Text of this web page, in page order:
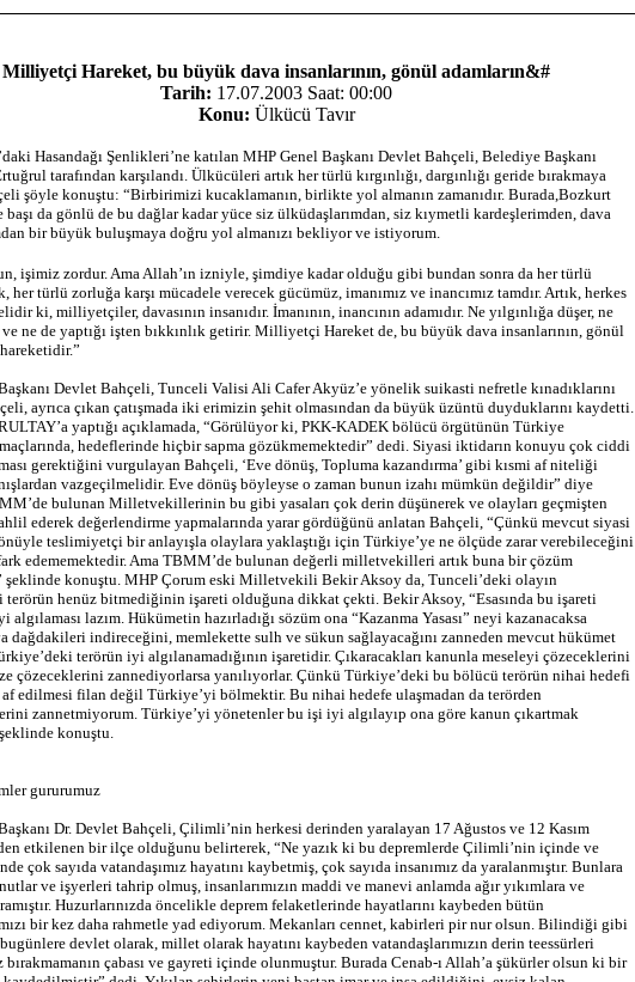
Milliyetçi Hareket, bu büyük dava insanlarının, gönül adamların&#
Tarih: 17.07.2003 Saat: 00:00
Konu: Ülkücü Tavır
Hasandağı Şenlikleri’ne katılan MHP Genel Başkanı Devlet Bahçeli, Belediye Başkanı
tarafından karşılandı. Ülkücüleri artık her türlü kırgınlığı, dargınlığı geride bırakmaya
şöyle konuştu: “Birbirimizi kucaklamanın, birlikte yol almanın zamanıdır. Burada,Bozkurt
başı da gönlü de bu dağlar kadar yüce siz ülküdaşlarımdan, siz kıymetli kardeşlerimden, dava
bir büyük buluşmaya doğru yol almanızı bekliyor ve istiyorum.
işimiz zordur. Ama Allah’ın izniyle, şimdiye kadar olduğu gibi bundan sonra da her türlü
her türlü zorluğa karşı mücadele verecek gücümüz, imanımız ve inancımız tamdır. Artık, herkes
ki, milliyetçiler, davasının insanıdır. İmanının, inancının adamıdır. Ne yılgınlığa düşer, ne
ve ne de yaptığı işten bıkkınlık getirir. Milliyetçi Hareket de, bu büyük dava insanlarının, gönül
Devlet Bahçeli, Tunceli Valisi Ali Cafer Akyüz’e yönelik suikasti nefretle kınadıklarını
ayrıca çıkan çatışmada iki erimizin şehit olmasından da büyük üzüntü duyduklarını kaydetti.
yaptığı açıklamada, “Görülüyor ki, PKK-KADEK bölücü örgütünün Türkiye
hedeflerinde hiçbir sapma gözükmemektedir” dedi. Siyasi iktidarın konuyu çok ciddi
gerektiğini vurgulayan Bahçeli, ‘Eve dönüş, Topluma kazandırma’ gibi kısmi af niteliği
vazgeçilmelidir. Eve dönüş böyleyse o zaman bunun izahı mümkün değildir” diye
bulunan Milletvekillerinin bu gibi yasaları çok derin düşünerek ve olayları geçmişten
ederek değerlendirme yapmalarında yarar gördüğünü anlatan Bahçeli, “Çünkü mevcut siyasi
teslimiyetçi bir anlayışla olaylara yaklaştığı için Türkiye’ye ne ölçüde zarar verebileceğini
edememektedir. Ama TBMM’de bulunan değerli milletvekilleri artık buna bir çözüm
şeklinde konuştu. MHP Çorum eski Milletvekili Bekir Aksoy da, Tunceli’deki olayın
terörün henüz bitmediğinin işareti olduğuna dikkat çekti. Bekir Aksoy, “Esasında bu işareti
lazım. Hükümetin hazırladığı sözüm ona “Kazanma Yasası” neyi kazanacaksa
dağdakileri indireceğini, memlekette sulh ve sükun sağlayacağını zanneden mevcut hükümet
terörün iyi algılanamadığının işaretidir. Çıkaracakları kanunla meseleyi çözeceklerini
çözeceklerini zannediyorlarsa yanılıyorlar. Çünkü Türkiye’deki bu bölücü terörün nihai hedefi
edilmesi filan değil Türkiye’yi bölmektir. Bu nihai hedefe ulaşmadan da terörden
zannetmiyorum. Türkiye’yi yönetenler bu işi iyi algılayıp ona göre kanun çıkartmak
konuştu.
gururumuz
Dr. Devlet Bahçeli, Çilimli’nin herkesi derinden yaralayan 17 Ağustos ve 12 Kasım
etkilenen bir ilçe olduğunu belirterek, “Ne yazık ki bu depremlerde Çilimli’nin içinde ve
çok sayıda vatandaşımız hayatını kaybetmiş, çok sayıda insanımız da yaralanmıştır. Bunlara
ve işyerleri tahrip olmuş, insanlarımızın maddi ve manevi anlamda ağır yıkımlara ve
Huzurlarınızda öncelikle deprem felaketlerinde hayatlarını kaybeden bütün
bir kez daha rahmetle yad ediyorum. Mekanları cennet, kabirleri pir nur olsun. Bilindiği gibi
devlet olarak, millet olarak hayatını kaybeden vatandaşlarımızın derin teessürleri
bırakmamanın çabası ve gayreti içinde olunmuştur. Burada Cenab-ı Allah’a şükürler olsun ki bir